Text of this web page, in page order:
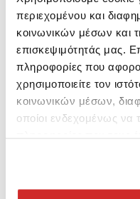
περιεχομένου και
κοινωνικών μέσων και
επισκεψιμότητάς μας.
πληροφορίες που
χρησιμοποιείτε τον
κοινωνικών μέσων,
οποίοι ενδεχομένως να